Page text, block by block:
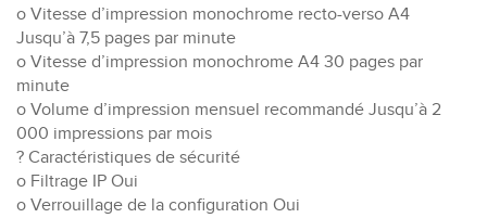
o Vitesse d’impression monochrome recto-verso A4
Jusqu’à 7,5 pages par minute
o Vitesse d’impression monochrome A4 30 pages par
minute
o Volume d’impression mensuel recommandé Jusqu’à 2
000 impressions par mois
? Caractéristiques de sécurité
o Filtrage IP Oui
o Verrouillage de la configuration Oui